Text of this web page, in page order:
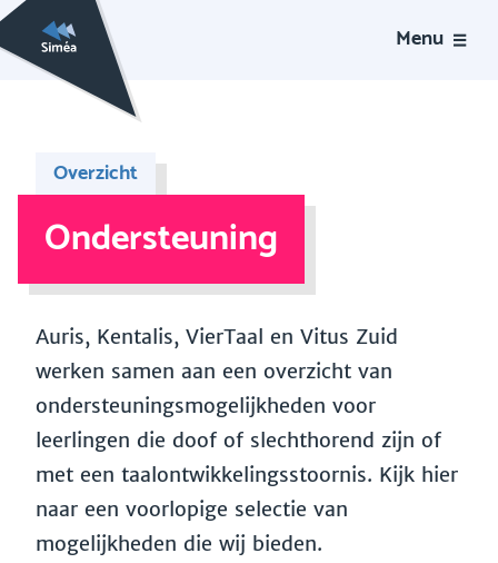
Menu
Overzicht
Ondersteuning
Auris, Kentalis, VierTaal en Vitus Zuid
werken samen aan een overzicht van
ondersteuningsmogelijkheden voor
leerlingen die doof of slechthorend zijn of
met een taalontwikkelingsstoornis. Kijk hier
naar een voorlopige selectie van
mogelijkheden die wij bieden.